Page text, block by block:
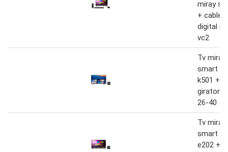
miray
+ cable
digital
vc2
Tv
smart
k501 +
giratorio
26-40
Tv miray
smart
e202 +